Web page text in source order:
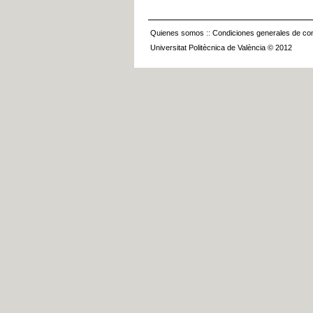
Quienes somos :: Condiciones generales de
Universitat Politècnica de València © 2012